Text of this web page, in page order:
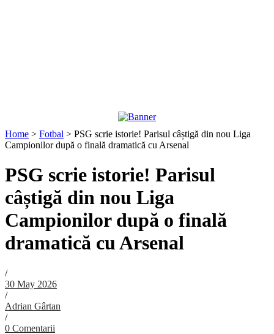
Home > Fotbal > PSG scrie istorie! Parisul câștigă din nou Liga
Campionilor după o finală dramatică cu Arsenal
PSG scrie istorie! Parisul
câștigă din nou Liga
Campionilor după o finală
dramatică cu Arsenal
/
30 May 2026
/
Adrian Gârtan
/
0 Comentarii